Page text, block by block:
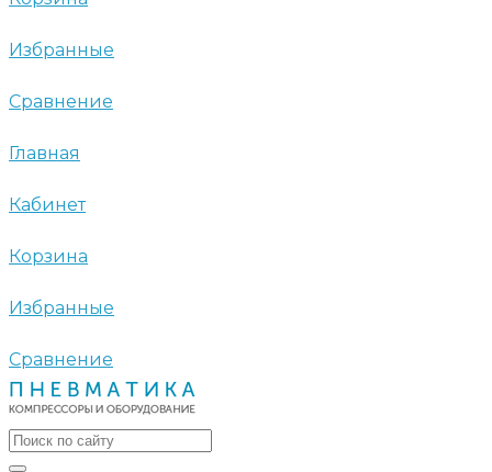
Избранные
Сравнение
Главная
Кабинет
Корзина
Избранные
Сравнение